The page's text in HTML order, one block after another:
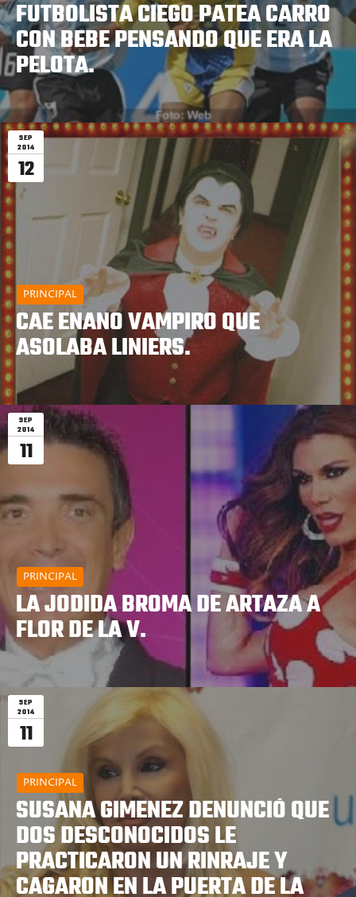
FUTBOLISTA CIEGO PATEA CARRO
CON BEBE PENSANDO QUE ERA LA
PELOTA.
SEP
2014
12
PRINCIPAL
CAE ENANO VAMPIRO QUE
ASOLABA LINIERS.
SEP
2014
11
PRINCIPAL
LA JODIDA BROMA DE ARTAZA A
FLOR DE LA V.
SEP
2014
11
PRINCIPAL
SUSANA GIMENEZ DENUNCIÓ QUE
DOS DESCONOCIDOS LE
PRACTICARON UN RINRAJE Y
CAGARON EN LA PUERTA DE LA